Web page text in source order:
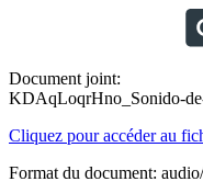
Document joint:
KDAqLoqrHno_Sonido-
Cliquez pour accéder au
Format du document: